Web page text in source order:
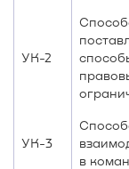
УК-2
УК-3
в